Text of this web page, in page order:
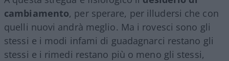
cambiamento, per sperare, per illudersi che con
quelli nuovi andrà meglio. Ma i rovesci sono gli
stessi e i modi infami di guadagnarci restano gli
stessi e i rimedi restano più o meno gli stessi,